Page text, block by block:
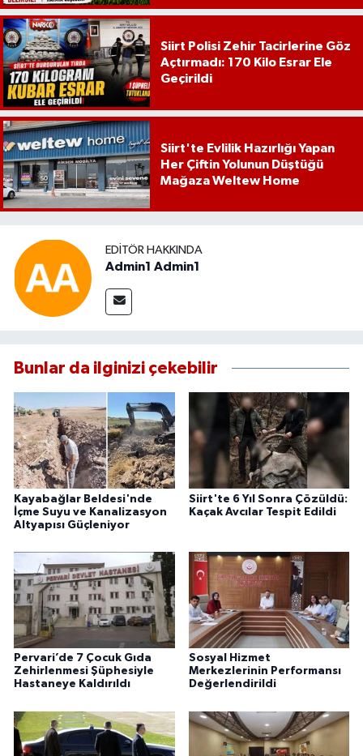
Siirt Polisi Zehir Tacirlerine Göz
Açtırmadı: 170 Kilo Esrar Ele
Geçirildi
Siirt'te Evlilik Hazırlığı Yapan
Her Çiftin Yolunun Düştüğü
Mağaza Weltew Home
EDITÖR HAKKINDA
Admin1 Admin1
Bunlar da ilginizi çekebilir
Kayabağlar Beldesi'nde
İçme Suyu ve Kanalizasyon
Altyapısı Güçleniyor
Siirt'te 6 Yıl Sonra Çözüldü:
Kaçak Avcılar Tespit Edildi
Pervari’de 7 Çocuk Gıda
Zehirlenmesi Şüphesiyle
Hastaneye Kaldırıldı
Sosyal Hizmet
Merkezlerinin Performansı
Değerlendirildi